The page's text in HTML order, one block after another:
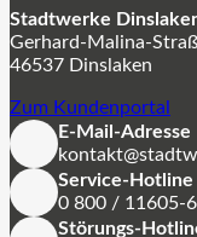
Stadtwerke
Gerhard-Malina-
46537 Dinslaken
Zum Kundenportal
E-Mail-Adresse
Service-Hotline
0 800 / 11605-
Störungs-